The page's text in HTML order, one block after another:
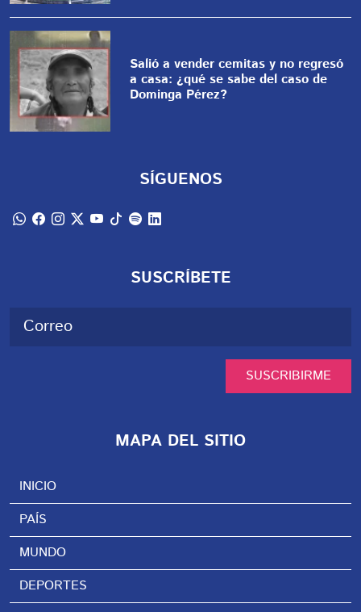
Salió a vender cemitas y no regresó
a casa: ¿qué se sabe del caso de
Dominga Pérez?
SÍGUENOS
SUSCRÍBETE
SUSCRIBIRME
MAPA DEL SITIO
INICIO
PAÍS
MUNDO
DEPORTES